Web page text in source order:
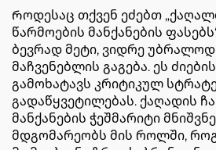
Როდესაც თქვენ ეძებთ
წარმოების მანქანების
ბევრად მეტი, ვიდრე
მაჩვენებლის გაგება. ეს
გამოხატავს კრიტიკულ
გადაწყვეტილებას. ქაღადის
მანქანების ჭეშმარიტი
მდგომარეობს მის როლში,